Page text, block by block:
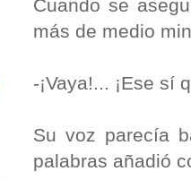
Cuando se
más de medio
-¡Vaya!... ¡Ese sí
Su voz parecía
palabras añadió